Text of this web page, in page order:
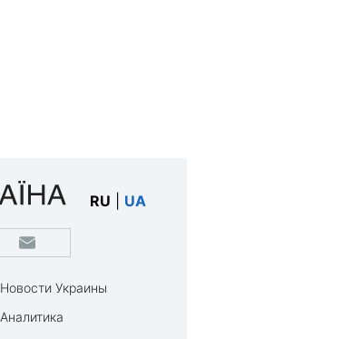
RU UA
Новости Украины
Аналитика